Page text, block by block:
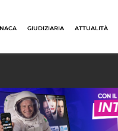
GIUDIZIARIA ATTUALITÀ